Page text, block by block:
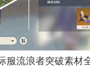
服流浪者突破素材